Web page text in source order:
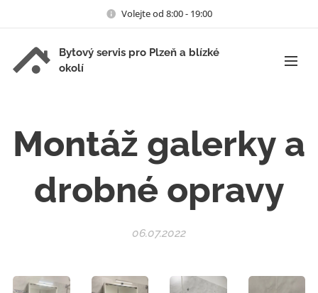
Volejte od 8:00 - 19:00
Bytový servis pro Plzeň a blízké
okolí
Montáž galerky a
drobné opravy
06.07.2022